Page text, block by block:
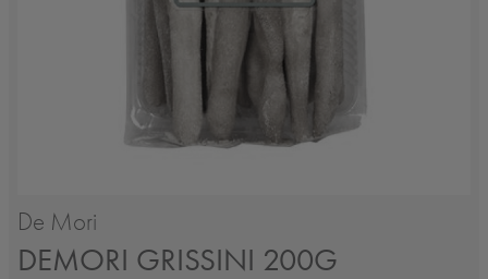
De Mori
DEMORI GRISSINI 200G